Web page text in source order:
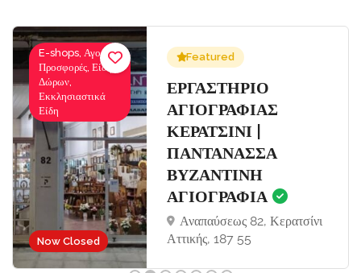
Now Closed
E-shops, Αγορές-
Προσφορές, Είδη
Δώρων,
Εκκλησιαστικά
Είδη
Featured
ΕΡΓΑΣΤΗΡΙΟ
ΑΓΙΟΓΡΑΦΙΑΣ
ΚΕΡΑΤΣΙΝΙ |
ΠΑΝΤΑΝΑΣΣΑ
ΒΥΖΑΝΤΙΝΗ
ΑΓΙΟΓΡΑΦΙΑ
Αναπαύσεως 82, Κερατσίνι
Αττικής, 187 55